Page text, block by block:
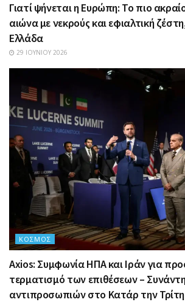
Γιατί ψήνεται η Ευρώπη: Το πιο
αιώνα με νεκρούς και εφιαλτική
Ελλάδα
29 ΙΟΥΝΊΟΥ 2026
ΚΌΣΜΟΣ
Axios: Συμφωνία ΗΠΑ και Ιράν για
τερματισμό των επιθέσεων –
αντιπροσωπιών στο Κατάρ την Τρίτη